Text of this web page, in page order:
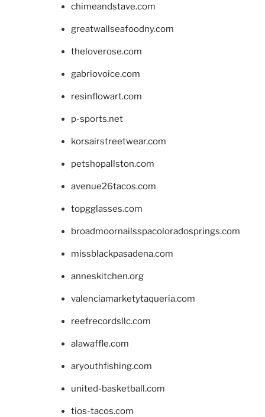
chimeandstave.com
greatwallseafoodny.com
theloverose.com
gabriovoice.com
resinflowart.com
p-sports.net
korsairstreetwear.com
petshopallston.com
avenue26tacos.com
topgglasses.com
broadmoornailsspacoloradosprings.com
missblackpasadena.com
anneskitchen.org
valenciamarketytaqueria.com
reefrecordsllc.com
alawaffle.com
aryouthfishing.com
united-basketball.com
tios-tacos.com